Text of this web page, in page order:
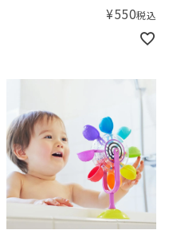
¥550税込